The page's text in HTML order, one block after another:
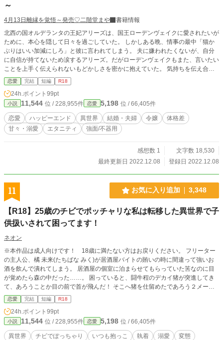
～
4月13日離縁を覚悟～発売♡二階堂まや
書籍情報
北西の国オルデランタの王妃アリーズは、国王ローデンヴェイクに愛されたいが
ために、本心を隠して日々を過ごしていた。 しかしある晩、情事の最中「猫か
ぶりはいい加減にしろ」と彼に言われてしまう。 夫に嫌われたくないが、自分
に自信が持てないため涙するアリーズ。だがローデンヴェイクもまた、言いたい
ことを上手く伝えられないもどかしさを密かに抱えていた。 気持ちを伝え合っ
た二人は、本音しか口にしない、隠し立てをしないという約束を交わし、身体を
重ねるが……？ 「こんな本性どこに隠してたんだか」 「構って欲しい人だった
なんて、思いませんでしたわ」 さてさて、互いの本性を知った夫婦の行く末や
いかに。 +ムーンライトノベルズにも掲載しております。
恋愛 完結 短編 R18
24h.ポイント 99pt
小説 11,544 位 / 228,955件 恋愛 5,198 位 / 66,405件
恋愛 ハッピーエンド 異世界 結婚・夫婦 令嬢
体格差
甘々・溺愛
エタニティ 強面/不器用
感想数 1
文字数 18,530
最終更新日 2022.12.08
登録日 2022.12.08
11 お気に入り追加 3,348
【R18】25歳のチビでポッチャリな私は転移した異世界で子
供扱いされて困ってます！
ネオン
※本作品は成人向けです！ 18歳に満たない方はお戻りください。 フリーター
の主人公、橘 未来(たちばな みく)が居酒屋バイトの賄いの時に間違って強いお
酒を飲んで潰れてしまう。 居酒屋の個室に泊まらせてもらっていた筈なのに目
が覚めたら森の中だった……。 困っていると、闘牛程のデカイ猪が突進してき
て、あろうことか目の前で首が飛んだ！ そこへ猪を仕留めたであろう２メート
ル超えの大男が現れて……。 どうやらミクは自分が異世界に転移してしまった
のではと気付く。 150センチのぽっちゃり主人公が250センチの辺境伯様と結ば
れるお話。 ※下品な性描写があります。苦手な方はご遠慮ください。 ※予告な
しでエロ入ります！ ※過去に他サイトに上げた作品で完結済み。 一日二話ず
つ、0時と6時に予約投稿済みです(^^♪ ※38話で完結
恋愛 完結 短編 R18
24h.ポイント 99pt
小説 11,544 位 / 228,955件 恋愛 5,198 位 / 66,405件
異世界 チビでぽっちゃり いつも抱っこ 執着 溺愛
変態